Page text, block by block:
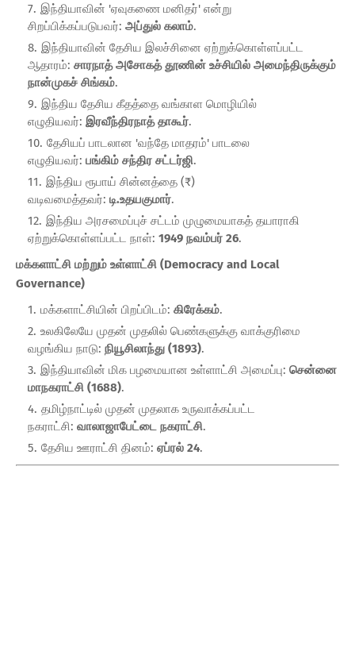
இந்தியாவின் 'ஏவுகணை மனிதர்' என்று
சிறப்பிக்கப்படுபவர்: அப்துல் கலாம்.
இந்தியாவின் தேசிய இலச்சினை ஏற்றுக்கொள்ளப்பட்ட
ஆதாரம்: சாரநாத் அசோகத் தூணின் உச்சியில் அமைந்திருக்கும்
நான்முகச் சிங்கம்.
இந்திய தேசிய கீதத்தை வங்காள மொழியில்
எழுதியவர்: இரவீந்திரநாத் தாகூர்.
தேசியப் பாடலான 'வந்தே மாதரம்' பாடலை
எழுதியவர்: பங்கிம் சந்திர சட்டர்ஜி.
இந்திய ரூபாய் சின்னத்தை (₹)
வடிவமைத்தவர்: டி.உதயகுமார்.
இந்திய அரசமைப்புச் சட்டம் முழுமையாகத் தயாராகி
ஏற்றுக்கொள்ளப்பட்ட நாள்: 1949 நவம்பர் 26.
மக்களாட்சி மற்றும் உள்ளாட்சி (Democracy and Local
Governance)
மக்களாட்சியின் பிறப்பிடம்: கிரேக்கம்.
உலகிலேயே முதன் முதலில் பெண்களுக்கு வாக்குரிமை
வழங்கிய நாடு: நியூசிலாந்து (1893).
இந்தியாவின் மிக பழமையான உள்ளாட்சி அமைப்பு: சென்னை
மாநகராட்சி (1688).
தமிழ்நாட்டில் முதன் முதலாக உருவாக்கப்பட்ட
நகராட்சி: வாலாஜாபேட்டை நகராட்சி.
தேசிய ஊராட்சி தினம்: ஏப்ரல் 24.